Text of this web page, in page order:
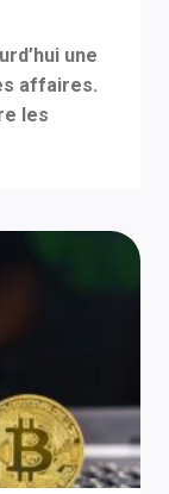
une
affaires.
les